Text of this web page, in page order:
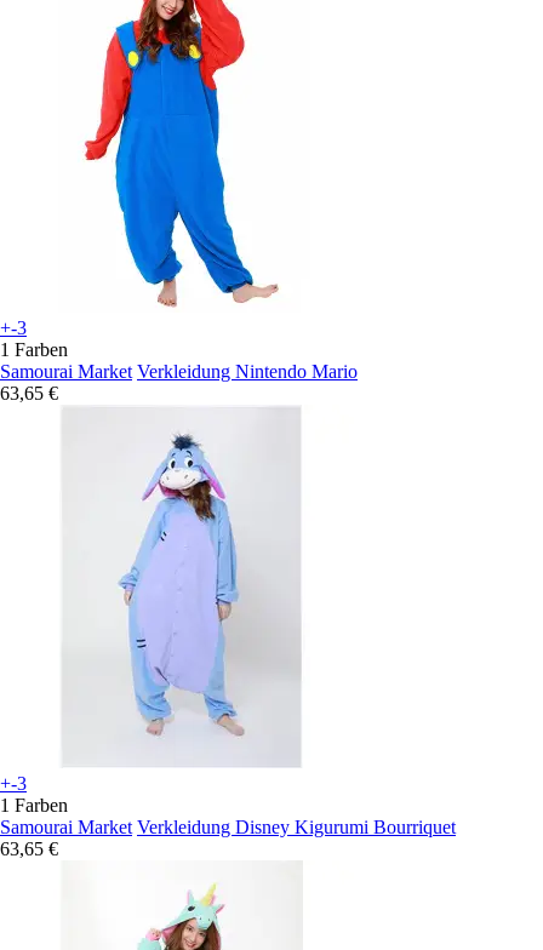
+-3
1 Farben
Samourai Market Verkleidung Nintendo Mario
63,65 €
+-3
1 Farben
Samourai Market Verkleidung Disney Kigurumi Bourriquet
63,65 €